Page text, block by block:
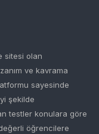
sitesi olan
ve kavrama
sayesinde
şekilde
testler konulara göre
öğrencilere